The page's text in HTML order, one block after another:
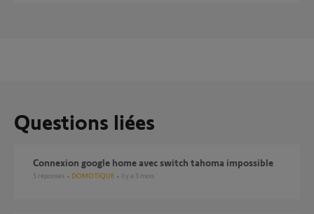
Questions liées
connexion google home avec switch tahoma impossible
5 réponses DOMOTIQUE il y a 3 mois